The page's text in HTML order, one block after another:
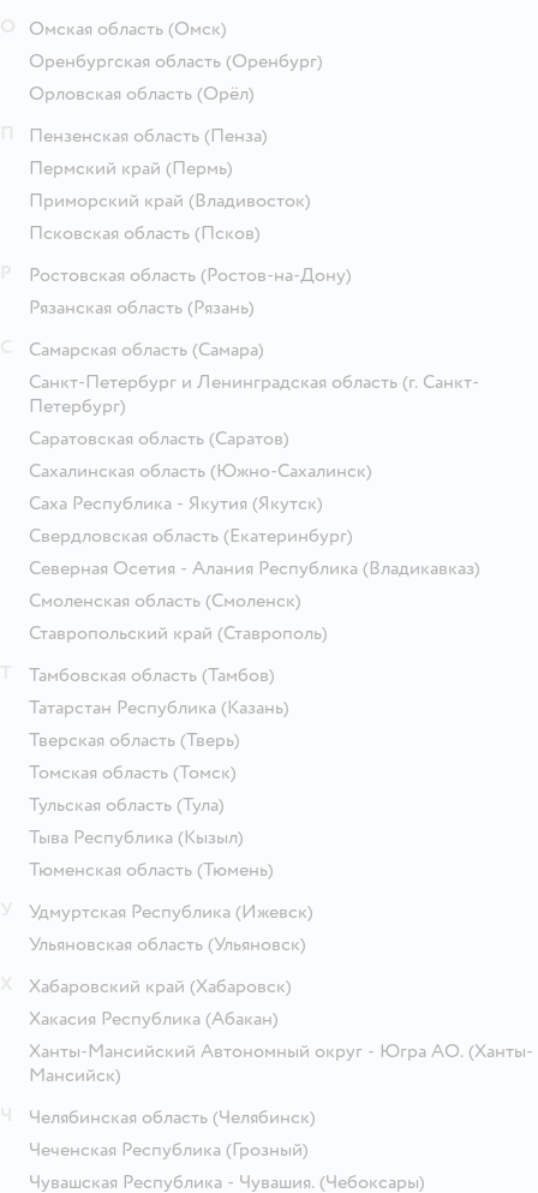
Омская область (Омск)
Оренбургская область (Оренбург)
Орловская область (Орёл)
Пензенская область (Пенза)
Пермский край (Пермь)
Приморский край (Владивосток)
Псковская область (Псков)
Ростовская область (Ростов-на-Дону)
Рязанская область (Рязань)
Самарская область (Самара)
Санкт-Петербург и Ленинградская область (г. Санкт-
Петербург)
Саратовская область (Саратов)
Сахалинская область (Южно-Сахалинск)
Саха Республика - Якутия (Якутск)
Свердловская область (Екатеринбург)
Северная Осетия - Алания Республика (Владикавказ)
Смоленская область (Смоленск)
Ставропольский край (Ставрополь)
Тамбовская область (Тамбов)
Татарстан Республика (Казань)
Тверская область (Тверь)
Томская область (Томск)
Тульская область (Тула)
Тыва Республика (Кызыл)
Тюменская область (Тюмень)
Удмуртская Республика (Ижевск)
Ульяновская область (Ульяновск)
Хабаровский край (Хабаровск)
Хакасия Республика (Абакан)
Ханты-Мансийский Автономный округ - Югра АО. (Ханты-
Мансийск)
Челябинская область (Челябинск)
Чеченская Республика (Грозный)
Чувашская Республика - Чувашия. (Чебоксары)